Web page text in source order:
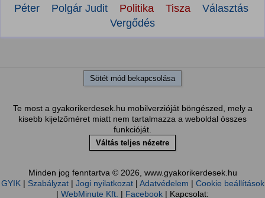
Péter
Polgár Judit Politika Tisza
Választás
Vergődés
Sötét mód bekapcsolása
Te most a gyakorikerdesek.hu mobilverzióját böngészed, mely a
kisebb kijelzőméret miatt nem tartalmazza a weboldal összes
funkcióját.
Váltás teljes nézetre
Minden jog fenntartva © 2026, www.gyakorikerdesek.hu
GYIK| Szabályzat| Jogi nyilatkozat| Adatvédelem | Cookie beállítások
| WebMinute Kft. | Facebook | Kapcsolat: